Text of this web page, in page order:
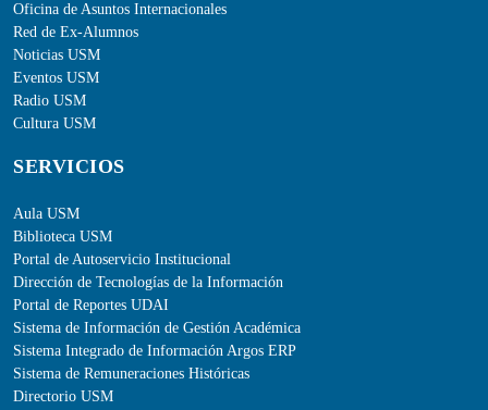
Oficina de Asuntos Internacionales
Red de Ex-Alumnos
Noticias USM
Eventos USM
Radio USM
Cultura USM
SERVICIOS
Aula USM
Biblioteca USM
Portal de Autoservicio Institucional
Dirección de Tecnologías de la Información
Portal de Reportes UDAI
Sistema de Información de Gestión Académica
Sistema Integrado de Información Argos ERP
Sistema de Remuneraciones Históricas
Directorio USM